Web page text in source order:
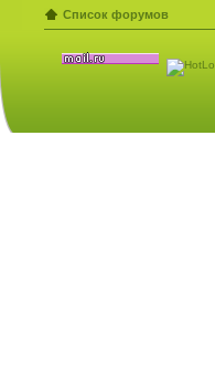
покупками!
Список форумов